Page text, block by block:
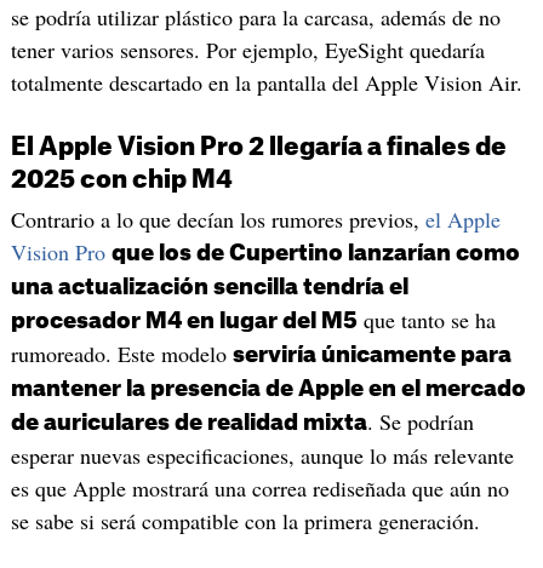
se podría utilizar plástico para la carcasa, además de no
tener varios sensores. Por ejemplo, EyeSight quedaría
totalmente descartado en la pantalla del Apple Vision Air.
El Apple Vision Pro 2 llegaría a finales de
2025 con chip M4
Contrario a lo que decían los rumores previos, el Apple
Vision Pro que los de Cupertino lanzarían como
una actualización sencilla tendría el
procesador M4 en lugar del M5que tanto se ha
rumoreado. Este modelo serviría únicamente para
mantener la presencia de Apple en el mercado
de auriculares de realidad mixta. Se podrían
esperar nuevas especificaciones, aunque lo más relevante
es que Apple mostrará una correa rediseñada que aún no
se sabe si será compatible con la primera generación.